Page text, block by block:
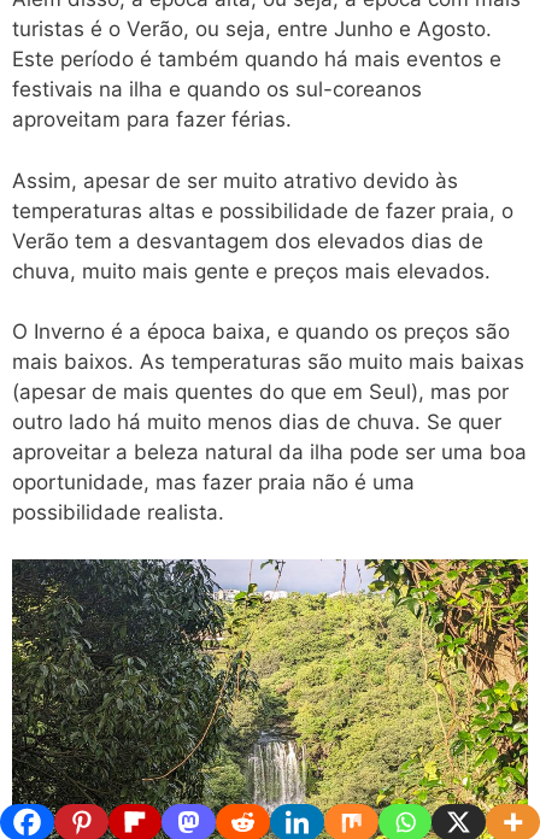
turistas é o Verão, ou seja, entre Junho e Agosto.
Este período é também quando há mais eventos e
festivais na ilha e quando os sul-coreanos
aproveitam para fazer férias.
Assim, apesar de ser muito atrativo devido às
temperaturas altas e possibilidade de fazer praia, o
Verão tem a desvantagem dos elevados dias de
chuva, muito mais gente e preços mais elevados.
O Inverno é a época baixa, e quando os preços são
mais baixos. As temperaturas são muito mais baixas
(apesar de mais quentes do que em Seul), mas por
outro lado há muito menos dias de chuva. Se quer
aproveitar a beleza natural da ilha pode ser uma boa
oportunidade, mas fazer praia não é uma
possibilidade realista.